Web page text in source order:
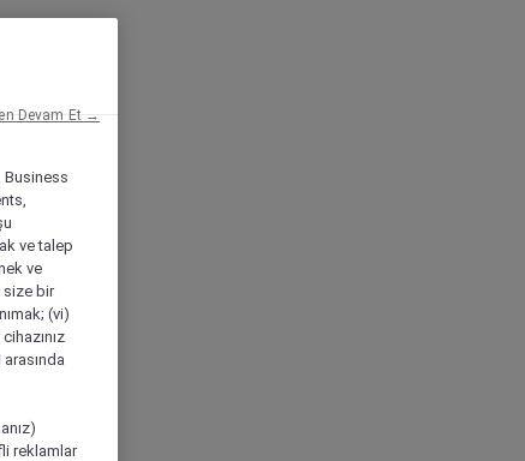
Business
ve talep
ve
size bir
(vi)
reklamlar
Devam Et →